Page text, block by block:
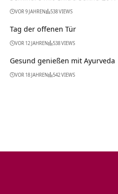
VOR 9 JAHREN 538 VIEWS
Tag der offenen Tür
VOR 12 JAHREN 538 VIEWS
Gesund genießen mit Ayurveda
VOR 18 JAHREN 542 VIEWS